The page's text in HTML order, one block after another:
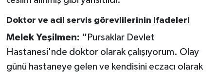
Doktor ve acil servis görevlilerinin ifadeleri
Melek Yeşilmen: " Pursaklar Devlet
Hastanesi'nde doktor olarak çalışıyorum. Olay
günü hastaneye gelen ve kendisini eczacı olarak